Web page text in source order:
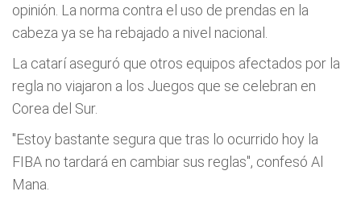
opinión. La norma contra el uso de prendas en la
cabeza ya se ha rebajado a nivel nacional.
La catarí aseguró que otros equipos afectados por la
regla no viajaron a los Juegos que se celebran en
Corea del Sur.
"Estoy bastante segura que tras lo ocurrido hoy la
FIBA no tardará en cambiar sus reglas", confesó Al
Mana.